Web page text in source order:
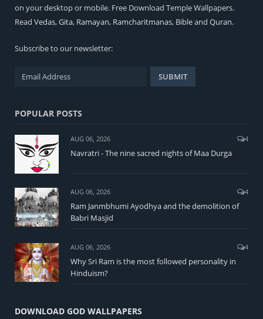
on your desktop or mobile. Free Download Temple Wallpapers.
Read Vedas,Gita, Ramayan, Ramcharitmanas, Bibleand Quran.
Subscribe to our newsletter:
POPULAR POSTS
AUG 06, 2026 4
Navratri - The nine sacred nights of Maa Durga
AUG 06, 2026 4
Ram Janmbhumi Ayodhya and the demolition of
Babri Masjid
AUG 06, 2026 4
Why Sri Ram is the most followed personality in
Hinduism?
DOWNLOAD GOD WALLPAPERS